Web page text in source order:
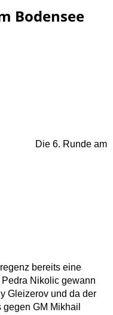
Bodensee
Die 6. Runde am
bereits eine
Nikolic gewann
Gleizerov und da der
GM Mikhail